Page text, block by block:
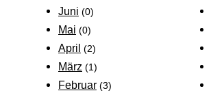
Juni (0)
Mai (0)
April (2)
März (1)
Februar (3)